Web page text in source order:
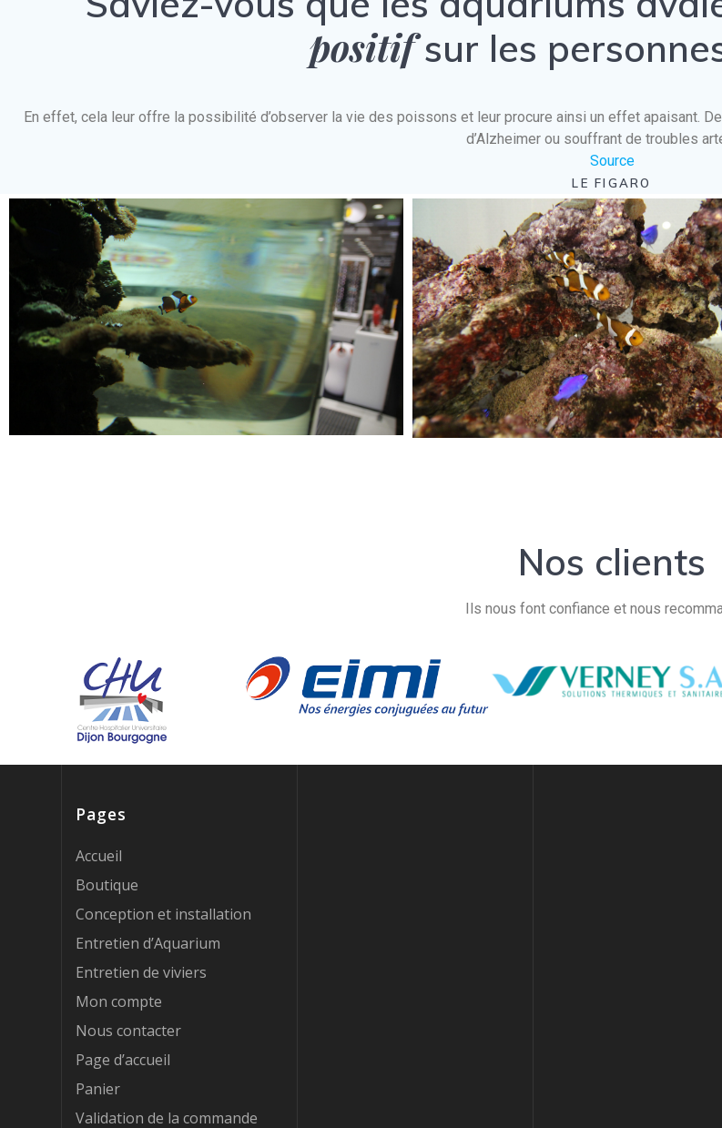
positifsur les
En effet, cela leur offre la possibilité d’observer la vie des poissons et leur procure ainsi un effet apaisant.
d’Alzheimer ou souffrant de troubles
Source
LE FIGARO
Nos clients
Ils nous font confiance et nous
Pages
Accueil
Boutique
Conception et installation
Entretien d’Aquarium
Entretien de viviers
Mon compte
Nous contacter
Page d’accueil
Panier
Validation de la commande